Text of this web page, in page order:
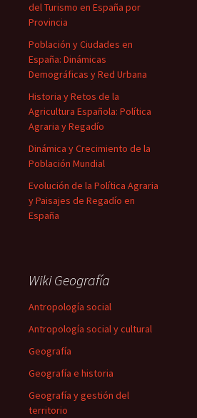
del Turismo en España por
Provincia
Población y Ciudades en
España: Dinámicas
Demográficas y Red Urbana
Historia y Retos de la
Agricultura Española: Política
Agraria y Regadío
Dinámica y Crecimiento de la
Población Mundial
Evolución de la Política Agraria
y Paisajes de Regadío en
España
Wiki Geografía
Antropología social
Antropología social y cultural
Geografía
Geografía e historia
Geografía y gestión del
territorio